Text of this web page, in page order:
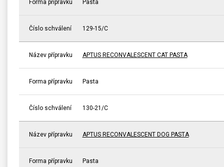
Forma přípravku Pasta
Číslo schválení 129-15/C
Název přípravku APTUS RECONVALESCENT CAT PASTA
Forma přípravku Pasta
Číslo schválení 130-21/C
Název přípravku APTUS RECONVALESCENT DOG PASTA
Forma přípravku Pasta